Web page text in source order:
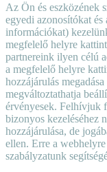
Az Ön és eszközének
egyedi azonosítókat
információkat)
megfelelő helyre
partnereink ilyen célú
a megfelelő helyre
hozzájárulás
megváltoztathatja
érvényesek. Felhívjuk
bizonyos kezeléséhez
hozzájárulása, de
ellen. Erre a
szabályzatunk